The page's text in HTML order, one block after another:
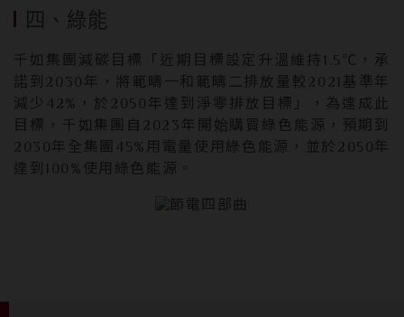
四、綠能
千如集團減碳目標「近期目標設定升溫維持1.5℃，承
諾到2030年，將範疇一和範疇二排放量較2021基準年
減少42%，於2050年達到淨零排放目標」，為達成此
目標，千如集團自2023年開始購買綠色能源，預期到
2030年全集團45%用電量使用綠色能源，並於2050年
達到100%使用綠色能源。